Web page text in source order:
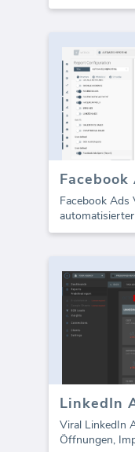
Facebook Ads
Viral LinkedIn
Öffnungen,